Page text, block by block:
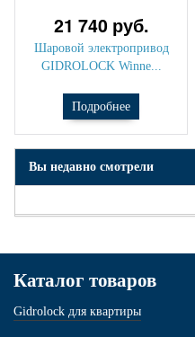
21 740 руб.
Шаровой электропривод
GIDROLOCK Winne...
Подробнее
Вы недавно смотрели
Каталог товаров
Gidrolock для квартиры